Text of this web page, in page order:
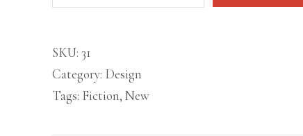
SKU: 31
Category: Design
Tags: Fiction, New